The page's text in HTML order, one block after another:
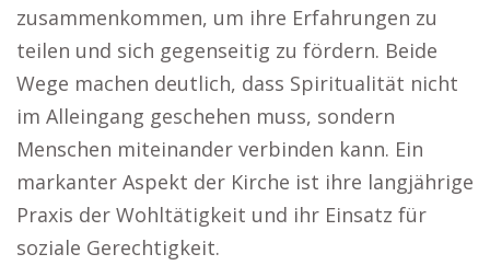
zusammenkommen, um ihre Erfahrungen zu
teilen und sich gegenseitig zu fördern. Beide
Wege machen deutlich, dass Spiritualität nicht
im Alleingang geschehen muss, sondern
Menschen miteinander verbinden kann. Ein
markanter Aspekt der Kirche ist ihre langjährige
Praxis der Wohltätigkeit und ihr Einsatz für
soziale Gerechtigkeit.